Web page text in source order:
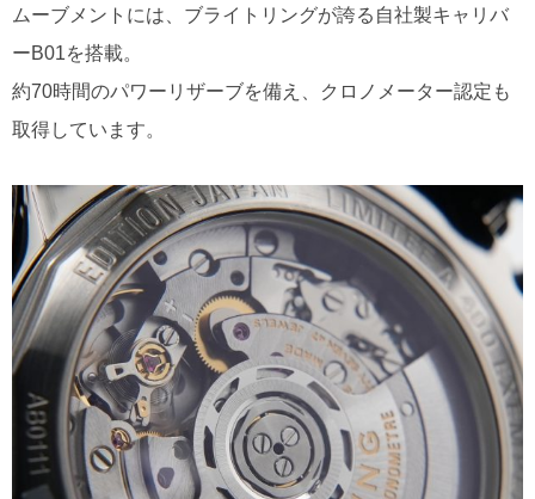
ムーブメントには、ブライトリングが誇る自社製キャリバ
ーB01を搭載。
約70時間のパワーリザーブを備え、クロノメーター認定も
取得しています。